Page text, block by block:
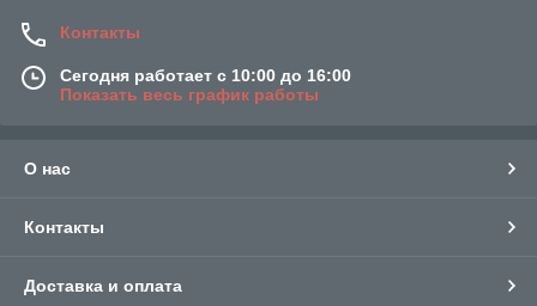
Контакты
Сегодня работает с 10:00 до 16:00
Показать весь график работы
О нас
Контакты
Доставка и оплата